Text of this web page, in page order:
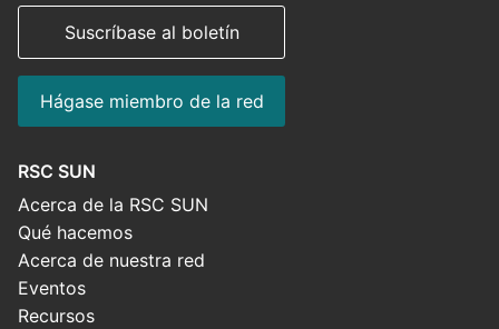
Suscríbase al boletín
Hágase miembro de la red
RSC SUN
Acerca de la RSC SUN
Qué hacemos
Acerca de nuestra red
Eventos
Recursos